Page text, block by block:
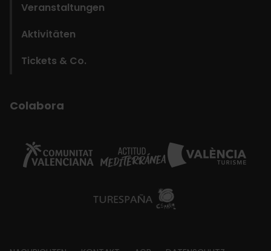
Veranstaltungen
Aktivitäten
Tickets & Co.
Colabora